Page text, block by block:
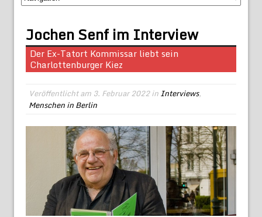
Jochen Senf im Interview
Der Ex-Tatort Kommissar liebt sein
Charlottenburger Kiez
Veröffentlicht am 3. Februar 2022inInterviews,
Menschen in Berlin